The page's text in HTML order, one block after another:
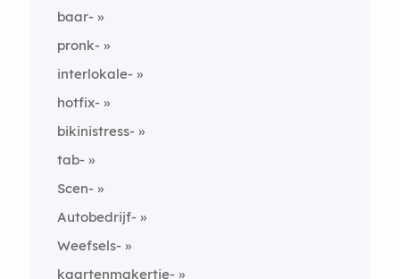
baar-
pronk-
interlokale-
hotfix-
bikinistress-
tab-
Scen-
Autobedrijf-
Weefsels-
kaartenmakertje-